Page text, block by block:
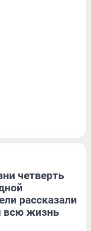
четверть
рассказали
всю жизнь